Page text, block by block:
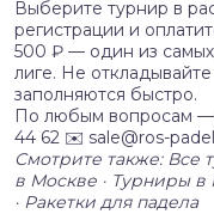
Выберите турнир в
регистрации и
500 ₽ — один из
лиге. Не
заполняются быстро.
По любым вопросам —
44 62 ✉️ sale@ros-
Смотрите также: Все
в Москве · Турниры в
· Ракетки для падела